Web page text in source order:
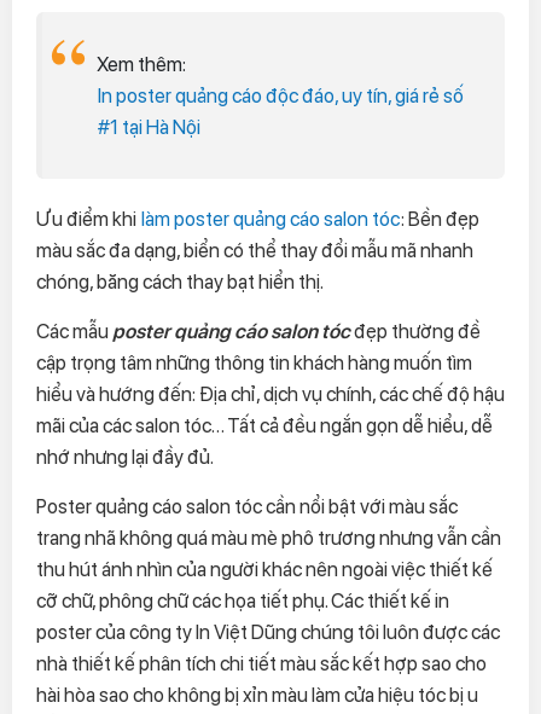
Xem thêm:
In poster quảng cáo độc đáo, uy tín, giá rẻ số
#1 tại Hà Nội
Ưu điểm khi làm poster quảng cáo salon tóc: Bền đẹp
màu sắc đa dạng, biển có thể thay đổi mẫu mã nhanh
chóng, băng cách thay bạt hiển thị.
Các mẫu poster quảng cáo salon tócđẹp thường đề
cập trọng tâm những thông tin khách hàng muốn tìm
hiểu và hướng đến: Địa chỉ, dịch vụ chính, các chế độ hậu
mãi của các salon tóc… Tất cả đều ngắn gọn dễ hiểu, dễ
nhớ nhưng lại đầy đủ.
Poster quảng cáo salon tóc cần nổi bật với màu sắc
trang nhã không quá màu mè phô trương nhưng vẫn cần
thu hút ánh nhìn của người khác nên ngoài việc thiết kế
cỡ chữ, phông chữ các họa tiết phụ. Các thiết kế in
poster của công ty In Việt Dũng chúng tôi luôn được các
nhà thiết kế phân tích chi tiết màu sắc kết hợp sao cho
hài hòa sao cho không bị xỉn màu làm cửa hiệu tóc bị u